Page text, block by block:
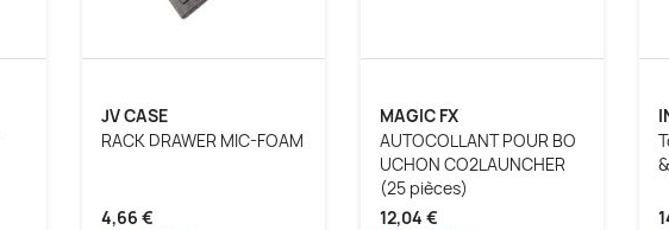
JV CASE
RACK DRAWER MIC-FOAM
4,66 €
MAGIC FX
AUTOCOLLANT POUR BO
UCHON CO2LAUNCHER
(25 pièces)
12,04 €